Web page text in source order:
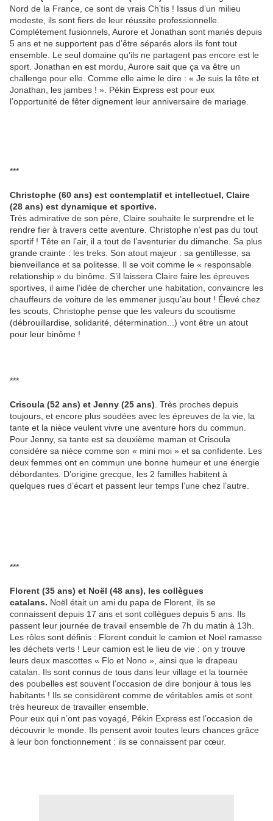
Nord de la France, ce sont de vrais Ch’tis ! Issus d’un milieu
modeste, ils sont fiers de leur réussite professionnelle.
Complètement fusionnels, Aurore et Jonathan sont mariés depuis
5 ans et ne supportent pas d’être séparés alors ils font tout
ensemble. Le seul domaine qu’ils ne partagent pas encore est le
sport. Jonathan en est mordu, Aurore sait que ça va être un
challenge pour elle. Comme elle aime le dire : « Je suis la tête et
Jonathan, les jambes ! ». Pékin Express est pour eux
l’opportunité de fêter dignement leur anniversaire de mariage.
***
Christophe (60 ans) est contemplatif et intellectuel, Claire
(28 ans) est dynamique et sportive.
Très admirative de son père, Claire souhaite le surprendre et le
rendre fier à travers cette aventure. Christophe n’est pas du tout
sportif ! Tête en l’air, il a tout de l’aventurier du dimanche. Sa plus
grande crainte : les treks. Son atout majeur : sa gentillesse, sa
bienveillance et sa politesse. Il se voit comme le « responsable
relationship » du binôme. S’il laissera Claire faire les épreuves
sportives, il aime l’idée de chercher une habitation, convaincre les
chauffeurs de voiture de les emmener jusqu’au bout ! Élevé chez
les scouts, Christophe pense que les valeurs du scoutisme
(débrouillardise, solidarité, détermination...) vont être un atout
pour leur binôme !
***
Crisoula (52 ans) et Jenny (25 ans) . Très proches depuis
toujours, et encore plus soudées avec les épreuves de la vie, la
tante et la nièce veulent vivre une aventure hors du commun.
Pour Jenny, sa tante est sa deuxième maman et Crisoula
considère sa nièce comme son « mini moi » et sa confidente. Les
deux femmes ont en commun une bonne humeur et une énergie
débordantes. D’origine grecque, les 2 familles habitent à
quelques rues d’écart et passent leur temps l’une chez l’autre.
***
Florent (35 ans) et Noël (48 ans), les collègues
catalans. Noël était un ami du papa de Florent, ils se
connaissent depuis 17 ans et sont collègues depuis 5 ans. Ils
passent leur journée de travail ensemble de 7h du matin à 13h.
Les rôles sont définis : Florent conduit le camion et Noël ramasse
les déchets verts ! Leur camion est le lieu de vie : on y trouve
leurs deux mascottes « Flo et Nono », ainsi que le drapeau
catalan. Ils sont connus de tous dans leur village et la tournée
des poubelles est souvent l’occasion de dire bonjour à tous les
habitants ! Ils se considèrent comme de véritables amis et sont
très heureux de travailler ensemble.
Pour eux qui n’ont pas voyagé, Pékin Express est l’occasion de
découvrir le monde. Ils pensent avoir toutes leurs chances grâce
à leur bon fonctionnement : ils se connaissent par cœur.